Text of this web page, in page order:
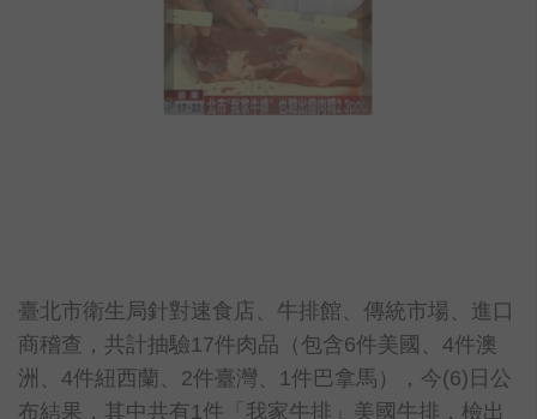
臺北市衛生局針對速食店、牛排館、傳統市場、進口
商稽查，共計抽驗17件肉品（包含6件美國、4件澳
洲、4件紐西蘭、2件臺灣、1件巴拿馬），今(6)日公
布結果，其中共有1件「我家牛排」美國牛排，檢出